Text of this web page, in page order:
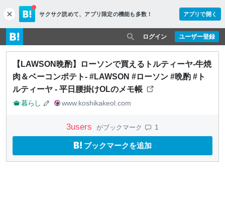
c
l
o
s
e
サクサク読めて、 アプリ限定の機能も多数！ アプリで開く
ユーザー登録
ログイン
【LAWSON晩酌】ローソンで買えるトルティーヤ-牛焼
肉＆ベーコンポテト- #LAWSON #ローソン #晩酌 #ト
ルティーヤ - 平日腰掛けOLのメモ帳
暮らし www.koshikakeol.com
3users がブックマーク 1
ブックマークを追加